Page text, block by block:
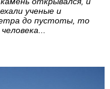
ученые и
до пустоты, то